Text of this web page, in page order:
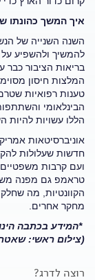
איך המשך כהונתו
השנה השנייה של
להמשיך ולהשפיע על
בריאות הציבור כבר
טענות רפואיות
הבינלאומי
הללו עשויות להיות
אוניברסיטאות
חדשות שעלולות
ועם קרבות
טראמפ גם מפנה
הקוונטיות, מה
מחקר אחרים.
*המידע בכתבה הינו
(צילום ראשי:
רוצה לדרג?